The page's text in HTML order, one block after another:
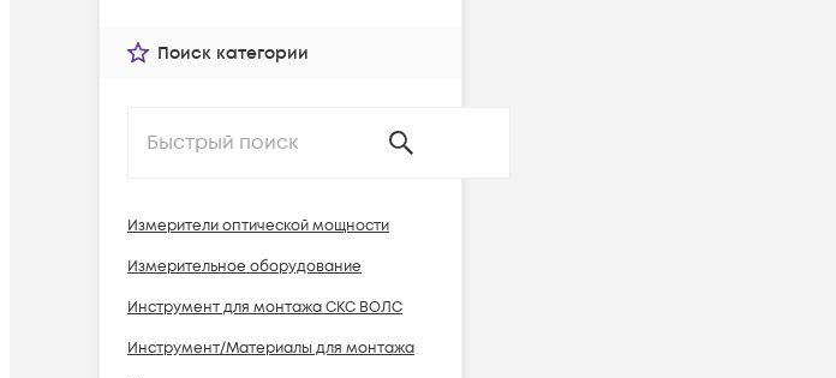
Поиск категории
Измерители оптической мощности
Измерительное оборудование
Инструмент для монтажа СКС ВОЛС
Инструмент/Материалы для монтажа